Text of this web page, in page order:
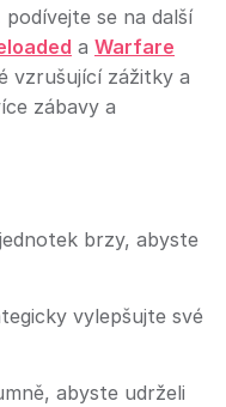
se na další
a Warfare
vzrušující zážitky a
zábavy a
brzy, abyste
vylepšujte své
abyste udrželi